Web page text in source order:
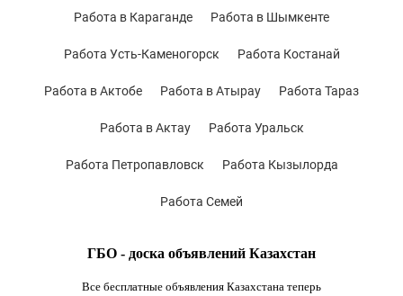
ГБО - доска объявлений Казахстан
Все бесплатные объявления Казахстана теперь
Работа в Караганде Работа в Шымкенте
Работа Усть-Каменогорск Работа Костанай
Работа в Актобе Работа в Атырау Работа Тараз
Работа в Актау Работа Уральск
Работа Петропавловск Работа Кызылорда
Работа Семей